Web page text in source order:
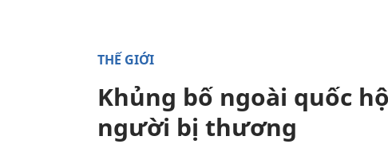
THẾ GIỚI
Khủng bố ngoài quốc
người bị thương